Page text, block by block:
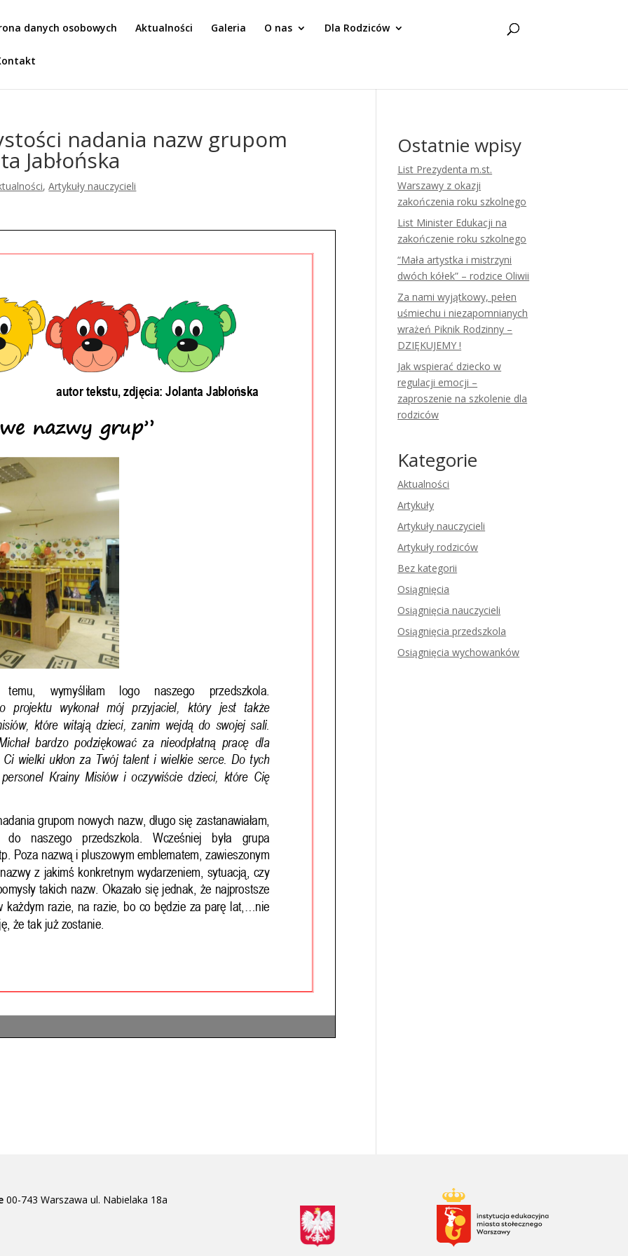
danych osobowych Aktualności Galeria O nas Dla Rodziców
nadania nazw grupom
Jabłońska
,Artykuły nauczycieli
Ostatnie wpisy
List Prezydenta m.st.
Warszawy z okazji
zakończenia roku szkolnego
List Minister Edukacji na
zakończenie roku szkolnego
“Mała artystka i mistrzyni
dwóch kółek” – rodzice Oliwii
Za nami wyjątkowy, pełen
uśmiechu i niezapomnianych
wrażeń Piknik Rodzinny –
DZIĘKUJEMY !
Jak wspierać dziecko w
regulacji emocji –
zaproszenie na szkolenie dla
rodziców
Kategorie
Aktualności
Artykuły
Artykuły nauczycieli
Artykuły rodziców
Bez kategorii
Osiągnięcia
Osiągnięcia nauczycieli
Osiągnięcia przedszkola
Osiągnięcia wychowanków
00-743 Warszawa ul. Nabielaka 18a